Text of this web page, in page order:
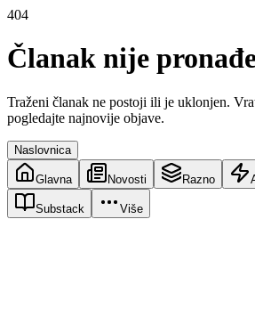
404
Članak nije
Traženi članak ne postoji ili je uklonjen.
pogledajte najnovije objave.
Naslovnica
Glavna Novosti Razno
Substack Više